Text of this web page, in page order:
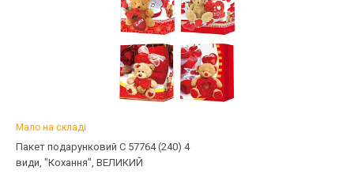
Мало на складі
Пакет подарунковий С 57764 (240) 4
види, "Кохання", ВЕЛИКИЙ